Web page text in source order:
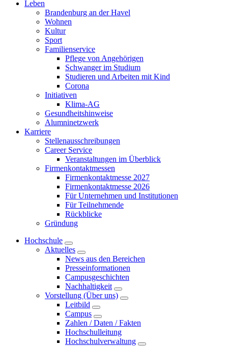
Leben
Brandenburg an der Havel
Wohnen
Kultur
Sport
Familienservice
Pflege von Angehörigen
Schwanger im Studium
Studieren und Arbeiten mit Kind
Corona
Initiativen
Klima-AG
Gesundheitshinweise
Alumninetzwerk
Karriere
Stellenausschreibungen
Career Service
Veranstaltungen im Überblick
Firmenkontaktmessen
Firmenkontaktmesse 2027
Firmenkontaktmesse 2026
Für Unternehmen und Institutionen
Für Teilnehmende
Rückblicke
Gründung
Hochschule
Aktuelles
News aus den Bereichen
Presseinformationen
Campusgeschichten
Nachhaltigkeit
Vorstellung (Über uns)
Leitbild
Campus
Zahlen / Daten / Fakten
Hochschulleitung
Hochschulverwaltung